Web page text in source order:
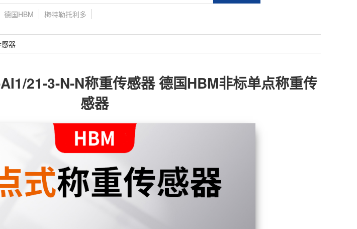
德国HBM 梅特勒托利多
器
21-3-N-N称重传感器 德国HBM非标单点称重传
感器